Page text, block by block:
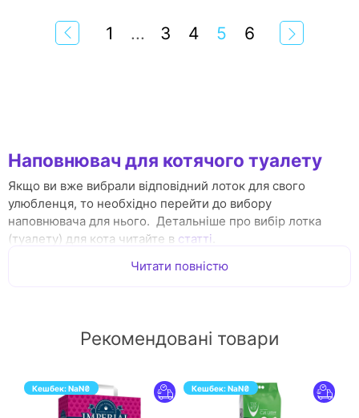
1 ... 3 4 5 6
Наповнювач для котячого туалету
Якщо ви вже вибрали відповідний лоток для свого
улюбленця, то необхідно перейти до вибору
наповнювача для нього. Детальніше про вибір лотка
(туалету) для кота читайте в статті
Дуже важливо правильно вибрати наповнювач для
улюбленцю, то котик відмовиться ходити в лоток.
бентонітові, деревні та інші.
Читати повністю
Рекомендовані товари
Кешбек:NaN₴ Кешбек:NaN₴